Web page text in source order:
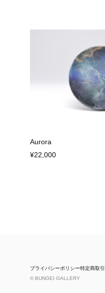
Aurora
¥22,000
プライバシーポリシー特定商取
© BUNGEI GALLERY